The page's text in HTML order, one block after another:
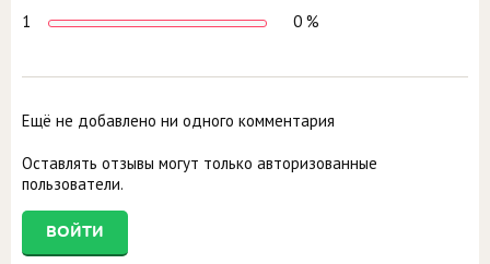
1
0 %
Ещё не добавлено ни одного комментария
Оставлять отзывы могут только авторизованные
пользователи.
ВОЙТИ